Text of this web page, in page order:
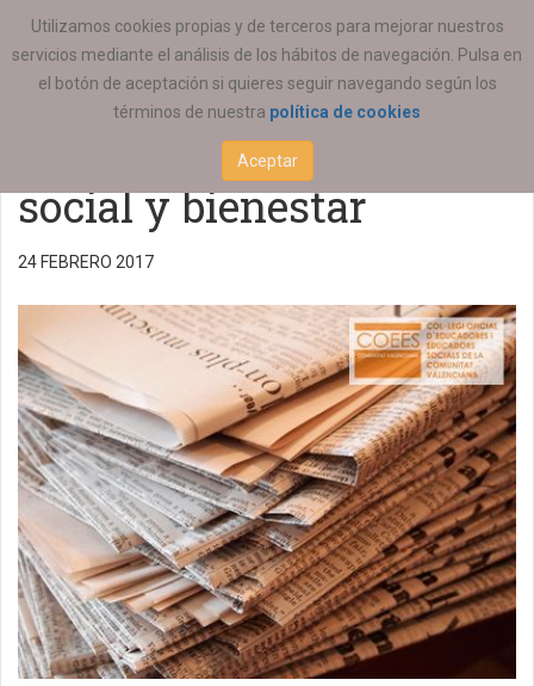
Utilizamos cookies propias y de terceros para mejorar nuestros
servicios mediante el análisis de los hábitos de navegación. Pulsa en
el botón de aceptación si quieres seguir navegando según los
términos de nuestra política de cookies
Aceptar
ESTÁ AQUÍ: ACTUALIDAD ESTATAL
Artículos sobre
economía colaborativa,
social y bienestar
24 FEBRERO 2017